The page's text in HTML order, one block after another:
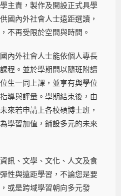
主責，製作及開設正式具學
國內外社會人士遠距選讀，
不再受限於空間與時間。
內外社會人士能依個人專長
程。並於學期間以隨班附讀
生一同上課，並享有與學位
導與評量。學期結束後，由
來若申請上各校碩博士班，
學習加值，鋪設多元的未來
訊、文學、文化、人文及食
性與遠距學習，不論您是要
或是跨域學習朝向多元發